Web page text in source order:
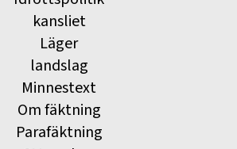
kansliet
Läger
landslag
Minnestext
Om fäktning
Parafäktning